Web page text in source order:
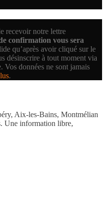
recevoir notre lettre
confirmation vous sera
qu’après avoir cliqué sur le
désinscrire à tout moment via
Vos données ne sont jamais
.
Aix-les-Bains, Montmélian
Une information libre,